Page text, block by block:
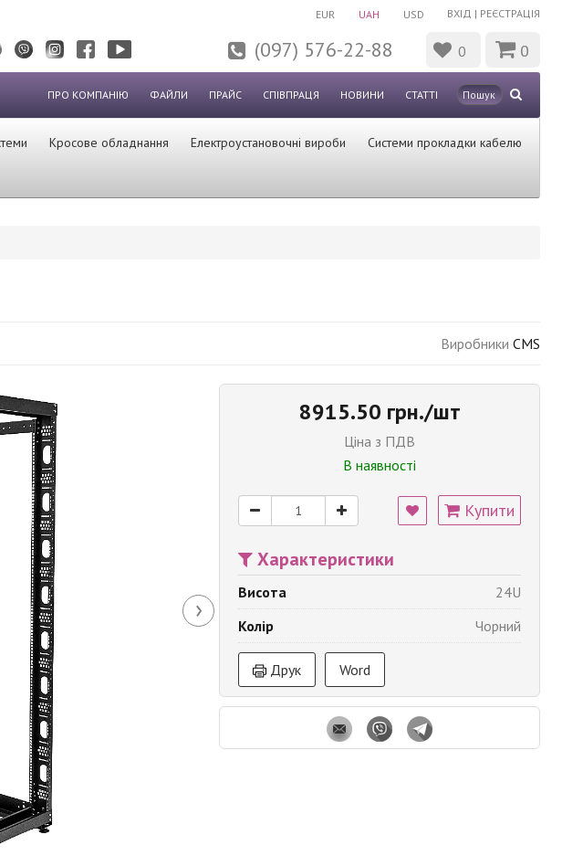
ВХІД | РЕЄСТРАЦІЯ
EUR UAH USD
(097) 576-22-88 0 0
ПРО КОМПАНІЮ ФАЙЛИ ПРАЙС СПІВПРАЦЯ НОВИНИ СТАТТІ
Кросове обладнання Електроустановочні вироби
Системи прокладки кабелю
Виробники CMS
›
8915.50 грн./шт
Ціна з ПДВ
В наявності
Купити
Характеристики
Висота
24U
Колір
Чорний
Друк Word